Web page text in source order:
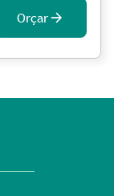
Orçar